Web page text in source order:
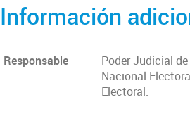
Información
Responsable
Poder Judicial
Nacional
Electoral.